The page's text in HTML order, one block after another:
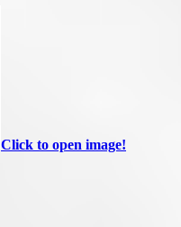
Click to open image!